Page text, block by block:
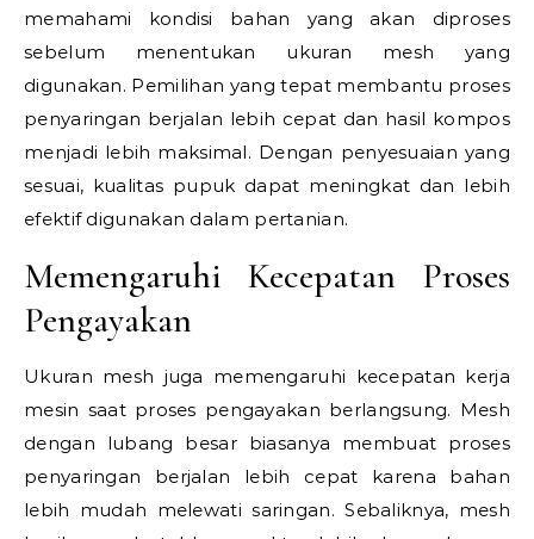
memahami kondisi bahan yang akan diproses
sebelum menentukan ukuran mesh yang
digunakan. Pemilihan yang tepat membantu proses
penyaringan berjalan lebih cepat dan hasil kompos
menjadi lebih maksimal. Dengan penyesuaian yang
sesuai, kualitas pupuk dapat meningkat dan lebih
efektif digunakan dalam pertanian.
Memengaruhi Kecepatan Proses
Pengayakan
Ukuran mesh juga memengaruhi kecepatan kerja
mesin saat proses pengayakan berlangsung. Mesh
dengan lubang besar biasanya membuat proses
penyaringan berjalan lebih cepat karena bahan
lebih mudah melewati saringan. Sebaliknya, mesh